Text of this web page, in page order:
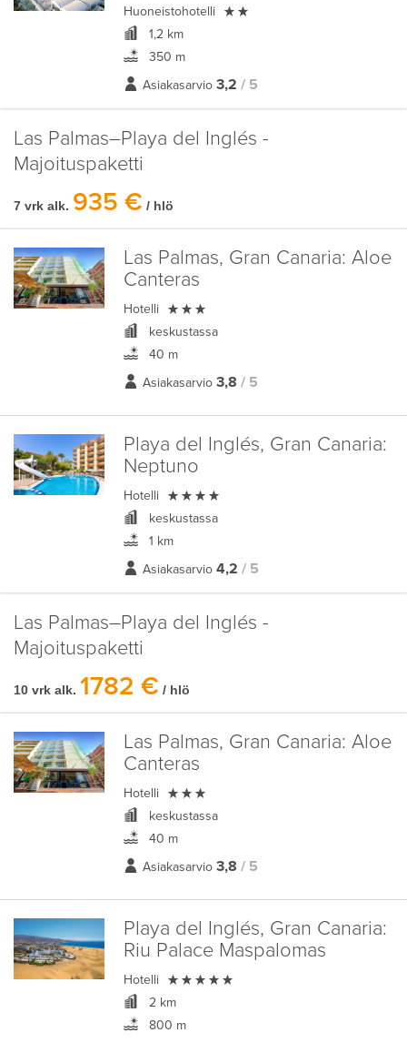
Huoneistohotelli 
1,2 km
350 m
Asiakasarvio 3,2 / 5
Las Palmas–Playa del Inglés -
Majoituspaketti
7 vrk alk. 935 € / hlö
Las Palmas, Gran Canaria: Aloe
Canteras
Hotelli 
keskustassa
40 m
Asiakasarvio 3,8 / 5
Playa del Inglés, Gran Canaria:
Neptuno
Hotelli 
keskustassa
1 km
Asiakasarvio 4,2 / 5
Las Palmas–Playa del Inglés -
Majoituspaketti
10 vrk alk. 1782 € / hlö
Las Palmas, Gran Canaria: Aloe
Canteras
Hotelli 
keskustassa
40 m
Asiakasarvio 3,8 / 5
Playa del Inglés, Gran Canaria:
Riu Palace Maspalomas
Hotelli 
2 km
800 m